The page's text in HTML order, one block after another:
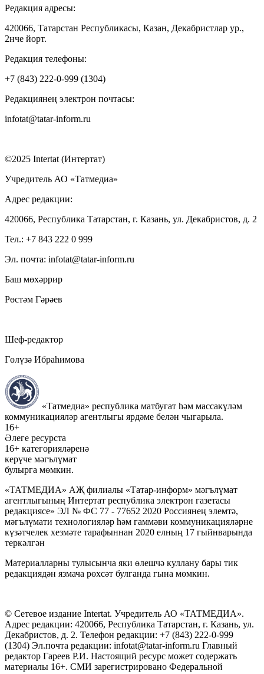
Редакция адресы:
420066, Татарстан Республикасы, Казан, Декабристлар ур.,
2нче йорт.
Редакция телефоны:
+7 (843) 222-0-999 (1304)
Редакциянең электрон почтасы:
infotat@tatar-inform.ru
©2025 Intertat (Интертат)
Учредитель АО «Татмедиа»
Адрес редакции:
420066, Республика Татарстан, г. Казань, ул. Декабристов, д. 2
Тел.: +7 843 222 0 999
Эл. почта: infotat@tatar-inform.ru
Баш мөхәррир
Рөстәм Гәрәев
Шеф-редактор
Гөлүзә Ибраһимова
«Татмедиа» республика матбугат һәм массакүләм
коммуникацияләр агентлыгы ярдәме белән чыгарыла.
16+
Әлеге ресурста
16+ категорияләренә
керүче мәгълүмат
булырга мөмкин.
«ТАТМЕДИА» АҖ филиалы «Татар-информ» мәгълүмат
агентлыгының Интертат республика электрон газетасы
редакциясе» ЭЛ № ФС 77 - 77652 2020 Россиянең элемтә,
мәгълүмати технологияләр һәм гаммәви коммуникацияләрне
күзәтчелек хезмәте тарафыннан 2020 елның 17 гыйнварында
теркәлгән
Материалларны тулысынча яки өлешчә куллану бары тик
редакциядән язмача рөхсәт булганда гына мөмкин.
© Сетевое издание Intertat. Учредитель АО «ТАТМЕДИА».
Адрес редакции: 420066, Республика Татарстан, г. Казань, ул.
Декабристов, д. 2. Телефон редакции: +7 (843) 222-0-999
(1304) Эл.почта редакции: infotat@tatar-inform.ru Главный
редактор Гареев Р.И. Настоящий ресурс может содержать
материалы 16+. СМИ зарегистрировано Федеральной